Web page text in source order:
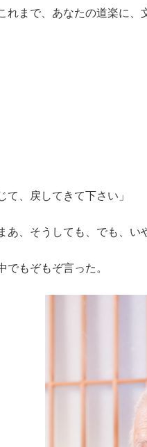
れまで、あなたの道楽に、
て、戻してきて下さい」
あ、そうしても、でも、
もぞもぞ言った。